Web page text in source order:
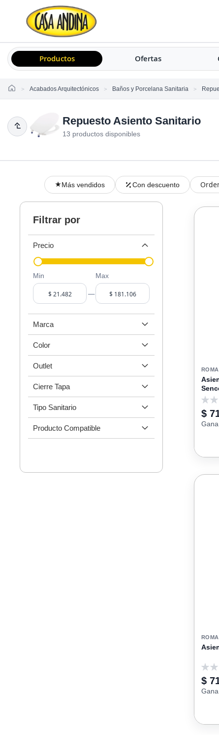
Productos Ofertas
HomeAcabados Arquitectónicos Baños y Porcelana Sanitaria
Repuesto Asiento Sanitario
13 productos disponibles
Más vendidos Con descuento
ROMA
$
ROMA
0
$
Filtrar por
Precio
Min
–
Max
Marca
Color
Outlet
Cierre Tapa
Tipo Sanitario
Producto Compatible